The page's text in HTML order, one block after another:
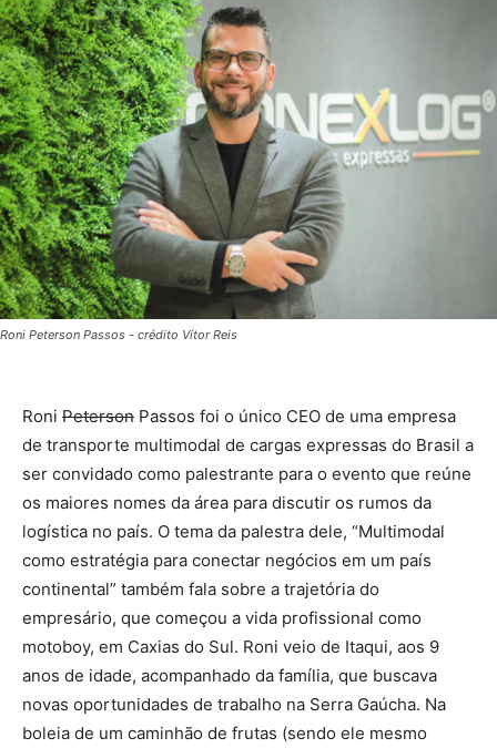
Roni Peterson Passos - crédito Vítor Reis
Roni Peterson Passos foi o único CEO de uma empresa
de transporte multimodal de cargas expressas do Brasil a
ser convidado como palestrante para o evento que reúne
os maiores nomes da área para discutir os rumos da
logística no país. O tema da palestra dele, “Multimodal
como estratégia para conectar negócios em um país
continental” também fala sobre a trajetória do
empresário, que começou a vida profissional como
motoboy, em Caxias do Sul. Roni veio de Itaqui, aos 9
anos de idade, acompanhado da família, que buscava
novas oportunidades de trabalho na Serra Gaúcha. Na
boleia de um caminhão de frutas (sendo ele mesmo